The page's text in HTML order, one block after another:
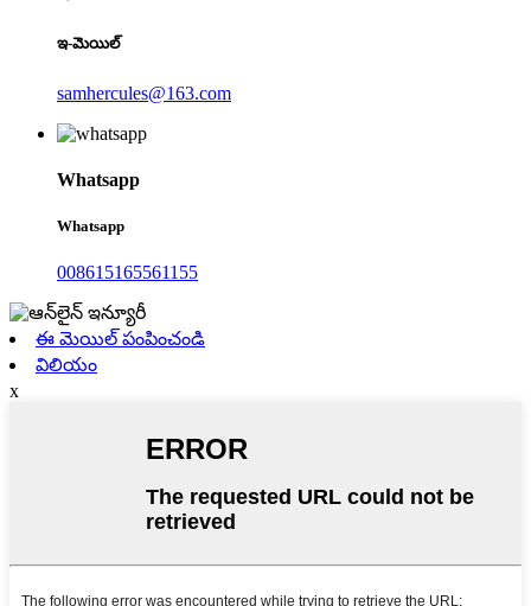
ఇ-మెయిల్
samhercules@163.com
Whatsapp
Whatsapp
008615165561155
ఈ మెయిల్ పంపించండి
విలియం
x